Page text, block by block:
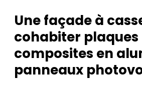
Podcasts
Privacy / Cookie statement
S’inscrire à l’événement
S’inscrire
Une façade à
cohabiter plaques
composites en
panneaux